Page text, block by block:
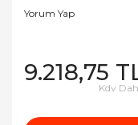
Yorum Yap
9.218,75
Kdv